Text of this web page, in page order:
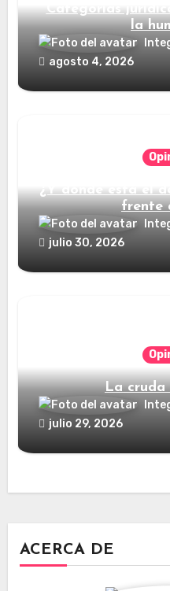
Categorías
la
agosto 4, 2026
¿Y dónde está el
frente
julio 30, 2026
La cruda
julio 29, 2026
ACERCA DE